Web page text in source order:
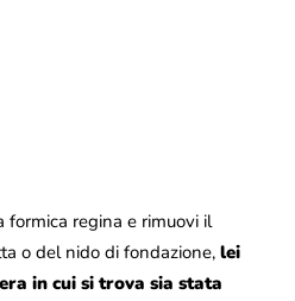
regina e rimuovi il
o del nido di fondazione, lei
in cui si trova sia stata